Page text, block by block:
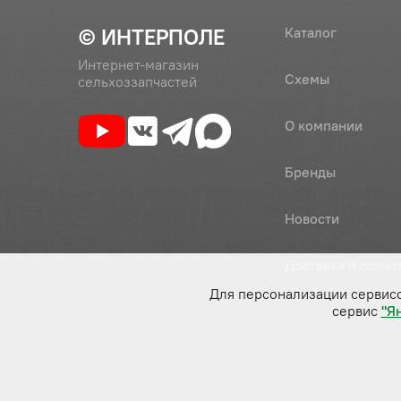
© ИНТЕРПОЛЕ
Интернет-магазин
сельхоззапчастей
Каталог
Схемы
О компании
Бренды
Новости
Для персонализации
сервис